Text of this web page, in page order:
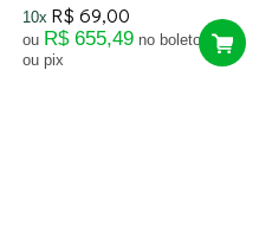
10x R$ 69,00
ou R$ 655,49 no boleto
ou pix